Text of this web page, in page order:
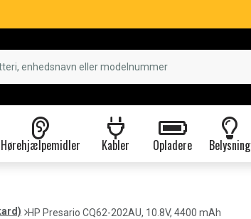
Hørehjælpemidler Kabler Opladere Belysning
HP Presario CQ62-202AU, 10.8V, 4400 mAh